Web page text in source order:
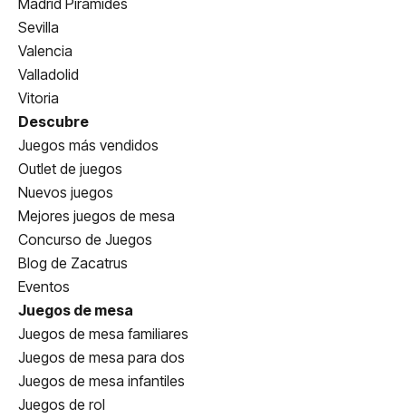
Madrid Pirámides
Sevilla
Valencia
Valladolid
Vitoria
Descubre
Juegos más vendidos
Outlet de juegos
Nuevos juegos
Mejores juegos de mesa
Concurso de Juegos
Blog de Zacatrus
Eventos
Juegos de mesa
Juegos de mesa familiares
Juegos de mesa para dos
Juegos de mesa infantiles
Juegos de rol